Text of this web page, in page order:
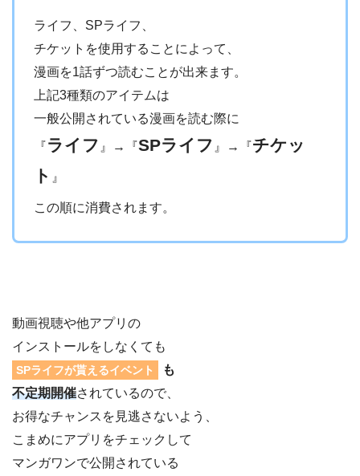
ライフ、SPライフ、
チケットを使用することによって、
漫画を1話ずつ読むことが出来ます。
上記3種類のアイテムは
一般公開されている漫画を読む際に
『ライフ 』→『SPライフ 』→『チケッ
ト 』
この順に消費されます。
動画視聴や他アプリの
インストールをしなくても
SPライフが貰えるイベント
も
不定期開催されているので、
お得なチャンスを見逃さないよう、
こまめにアプリをチェックして
マンガワンで公開されている